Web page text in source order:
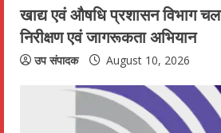
खाद्य एवं औषधि प्रशासन विभाग
निरीक्षण एवं जागरूकता अभियान
उप संपादक August 10, 2026